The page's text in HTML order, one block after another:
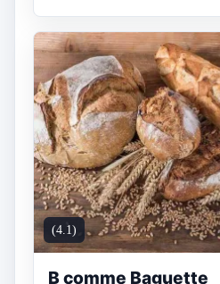
(4.1)
B comme Baguette